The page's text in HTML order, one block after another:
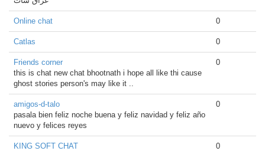
Online chat 0
Catlas 0
Friends corner
this is chat new chat bhootnath i hope all like thi cause
ghost stories person's may like it ..
0
amigos-d-talo
pasala bien feliz noche buena y feliz navidad y feliz año
nuevo y felices reyes
0
KING SOFT CHAT
0